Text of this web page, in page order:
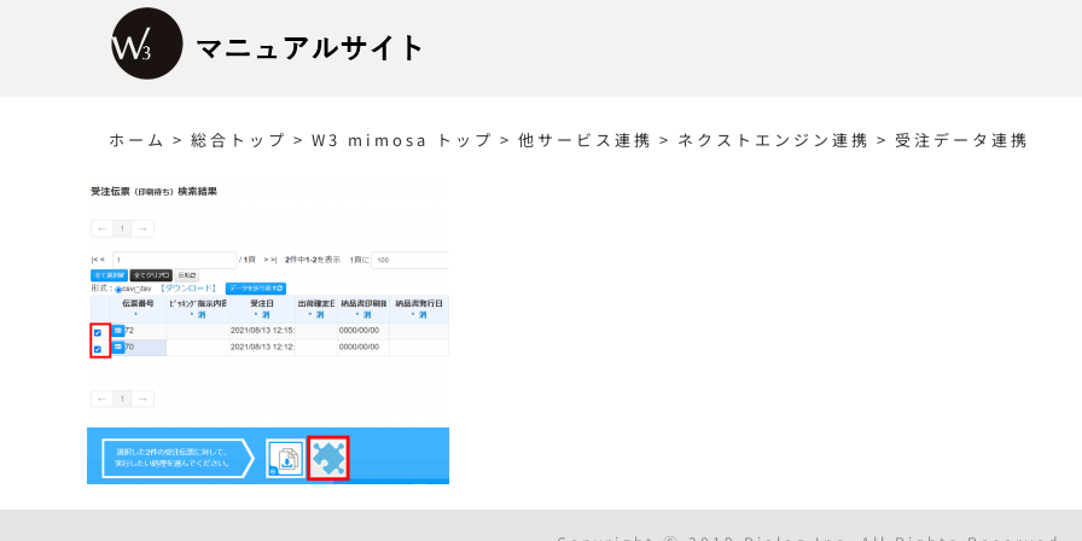
ホーム > 総合トップ > W3 mimosa トップ > 他サービス連携 > ネクストエンジン連携 > 受注データ連携